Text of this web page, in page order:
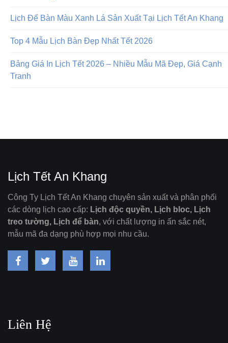
Lịch Để Bàn Màu Xanh Lá Sản Xuất Tại Lịch Tết An Khang
Top 4 Mẫu Lịch Bàn Đẹp Nhất Tết 2026
Bảng Giá In Lịch Tết 2026 – Nhiều Mẫu Mã Đẹp, Giá Cạnh
Tranh
Lịch Tết An Khang
Công Ty Lịch Tết An Khang chuyên sản xuất và phân phối
các dòng lịch cao cấp: Lịch độc quyền, Lịch bloc, Lịch
treo tường, Lịch để bàn, với chất lượng in ấn sắc nét,
mẫu mã đa dạng phù hợp mọi nhu cầu.
Liên Hệ